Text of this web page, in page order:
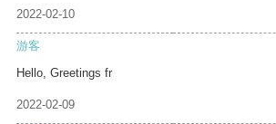
2022-02-10
游客
Hello, Greetings fr
2022-02-09